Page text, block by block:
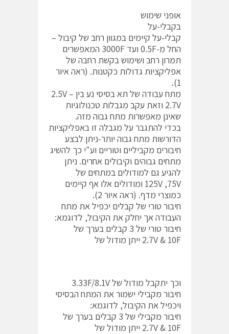
אופני שימוש
בקבלי-על
קבלי-על קיימים במגוון רחב של קיבול –
החל מ-0.5F ועד 3000F המאפשרים
תמרון רחב ושימוש בקשת רחבה של
אפליקציות גדולות כקטנות. (ראה איור
1).
מתח עבודה של תא בסיסי נע בין 2.5V –
2.7V וזאת עקב מגבלות טכנולוגיות
שאינן מאפשרות מתח גבוה מזה.
בכדי להתגבר על מגבלה זו באפליקציות
הדורשות מתח גבוה יותר-ניתן לבצע
חיבורים מקביליים וטוריים וע"י כך להשיג
מתחים גבוהים וקיבולים אחרים. ניתן
להגיע גם למודולים במתחים של
125V ,75V ומודולים אלו אף קיימים
כמוצרי מדף. (ראה איור 2).
חיבור טורי של קבלים יכפיל את מתח
העבודה אך יחלק את הקיבול, לדוגמא:
חיבור טורי של 3 קבלים בערך של
2.7V & 10F ייתן מודול של
וכך יתקבל מודול של 3.33F/8.1V
חיבור מקבילי ישמור את המתח הבסיסי
ויכפיל את הקיבול, לדוגמא:
חיבור מקבילי של 3 קבלים בערך של
2.7V & 10F ייתן מודול של